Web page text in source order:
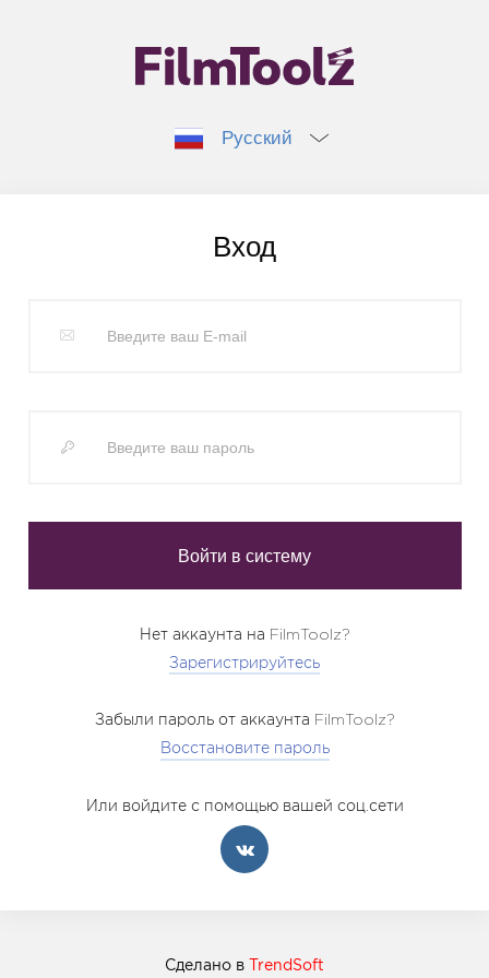
Русский
Вход
Нет аккаунта на FilmToolz?
Зарегистрируйтесь
Забыли пароль от аккаунта FilmToolz?
Восстановите пароль
Или войдите с помощью вашей соц.сети
Сделано в TrendSoft